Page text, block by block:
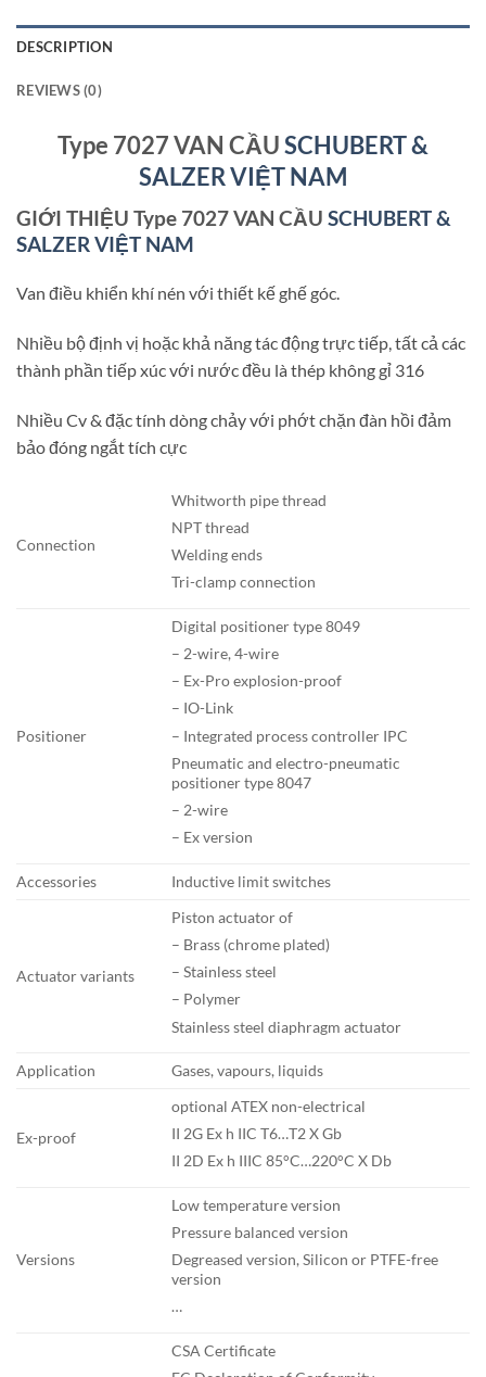
DESCRIPTION
REVIEWS (0)
Type 7027 VAN CẦUSCHUBERT &
SALZER VIỆT NAM
GIỚI THIỆU Type 7027 VAN CẦU SCHUBERT &
SALZER VIỆT NAM
Van điều khiển khí nén với thiết kế ghế góc.
Nhiều bộ định vị hoặc khả năng tác động trực tiếp, tất cả các
thành phần tiếp xúc với nước đều là thép không gỉ 316
Nhiều Cv & đặc tính dòng chảy với phớt chặn đàn hồi đảm
bảo đóng ngắt tích cực
Connection
Whitworth pipe thread
NPT thread
Welding ends
Tri-clamp connection
Positioner
Digital positioner type 8049
– 2-wire, 4-wire
– Ex-Pro explosion-proof
– IO-Link
– Integrated process controller IPC
Pneumatic and electro-pneumatic
positioner type 8047
– 2-wire
– Ex version
Accessories Inductive limit switches
Actuator variants
Piston actuator of
– Brass (chrome plated)
– Stainless steel
– Polymer
Stainless steel diaphragm actuator
Application Gases, vapours, liquids
Ex-proof
optional ATEX non-electrical
II 2G Ex h IIC T6…T2 X Gb
II 2D Ex h IIIC 85°C…220°C X Db
Versions
Low temperature version
Pressure balanced version
Degreased version, Silicon or PTFE-free
version
…
CSA Certificate